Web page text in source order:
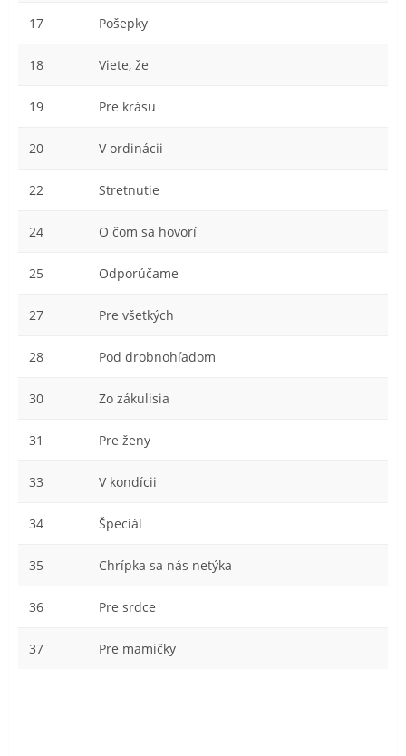
17 Pošepky
18 Viete, že
19 Pre krásu
20 V ordinácii
22 Stretnutie
24 O čom sa hovorí
25 Odporúčame
27 Pre všetkých
28 Pod drobnohľadom
30 Zo zákulisia
31 Pre ženy
33 V kondícii
34 Špeciál
35 Chrípka sa nás netýka
36 Pre srdce
37 Pre mamičky